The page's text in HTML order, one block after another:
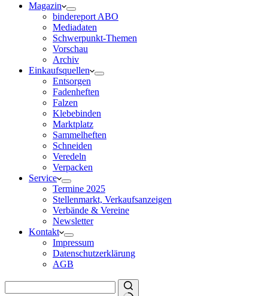
Magazin
bindereport ABO
Mediadaten
Schwerpunkt-Themen
Vorschau
Archiv
Einkaufsquellen
Entsorgen
Fadenheften
Falzen
Klebebinden
Marktplatz
Sammelheften
Schneiden
Veredeln
Verpacken
Service
Termine 2025
Stellenmarkt, Verkaufsanzeigen
Verbände & Vereine
Newsletter
Kontakt
Impressum
Datenschutzerklärung
AGB